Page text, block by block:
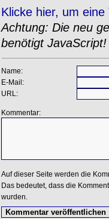
Klicke hier, um
Achtung: Die neu
benötigt JavaScript!
Name:
E-Mail:
URL:
Kommentar:
Auf dieser Seite werden die
Das bedeutet, dass die
wurden.